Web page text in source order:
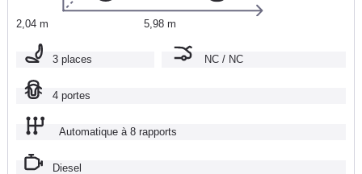
2,04 m 5,98 m
3 places NC / NC
4 portes
Automatique à 8 rapports
Diesel